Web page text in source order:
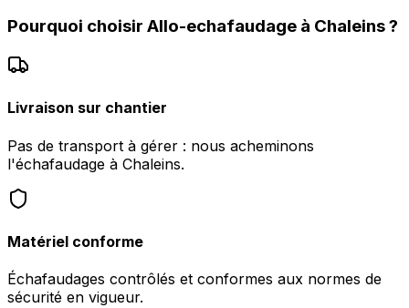
Pourquoi choisir Allo-echafaudage à Chaleins?
Livraison sur chantier
Pas de transport à gérer : nous acheminons
l'échafaudage à Chaleins.
Matériel conforme
Échafaudages contrôlés et conformes aux normes de
sécurité en vigueur.